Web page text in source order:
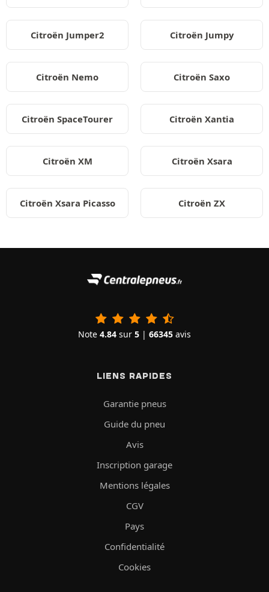
Citroën Jumper2 Citroën Jumpy
Citroën Nemo Citroën Saxo
Citroën SpaceTourer Citroën Xantia
Citroën XM Citroën Xsara
Citroën Xsara Picasso Citroën ZX
Note 4.84 sur 5 | 66345 avis
LIENS RAPIDES
Garantie pneus
Guide du pneu
Avis
Inscription garage
Mentions légales
CGV
Pays
Confidentialité
Cookies